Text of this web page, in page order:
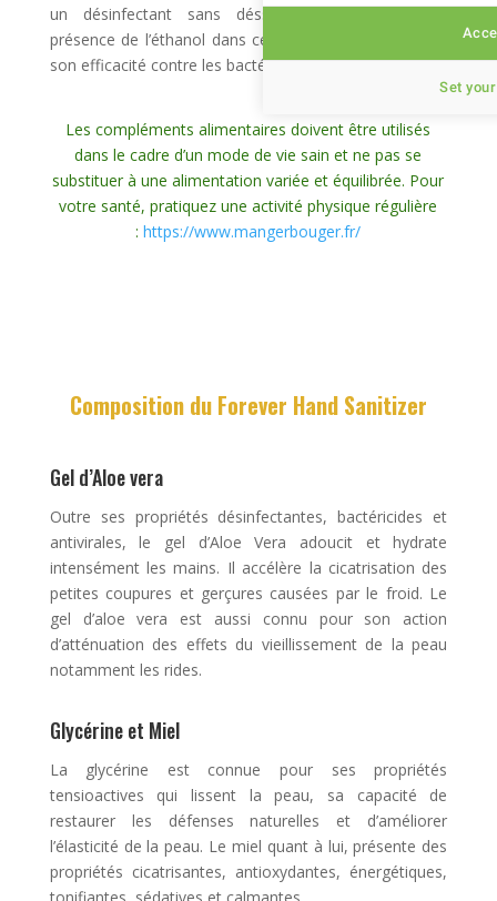
un désinfectant sans déssécher vos mains. La
présence de l’éthanol dans ce flacon de 60ml garantit
son efficacité contre les bactéries et les rhumes.
Les compléments alimentaires doivent être utilisés
dans le cadre d’un mode de vie sain et ne pas se
substituer à une alimentation variée et équilibrée. Pour
votre santé, pratiquez une activité physique régulière
:https://www.mangerbouger.fr/
Composition du Forever Hand Sanitizer
Gel d’Aloe vera
Outre ses propriétés désinfectantes, bactéricides et
antivirales, le gel d’Aloe Vera adoucit et hydrate
intensément les mains. Il accélère la cicatrisation des
petites coupures et gerçures causées par le froid. Le
gel d’aloe vera est aussi connu pour son action
d’atténuation des effets du vieillissement de la peau
notamment les rides.
Glycérine et Miel
La glycérine est connue pour ses propriétés
tensioactives qui lissent la peau, sa capacité de
restaurer les défenses naturelles et d’améliorer
l’élasticité de la peau. Le miel quant à lui, présente des
propriétés cicatrisantes, antioxydantes, énergétiques,
tonifiantes, sédatives et calmantes.
Set